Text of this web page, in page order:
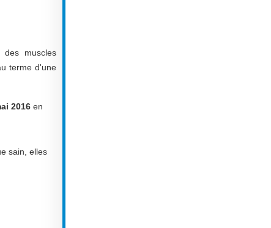
des muscles
terme d'une
2016 en
sain, elles